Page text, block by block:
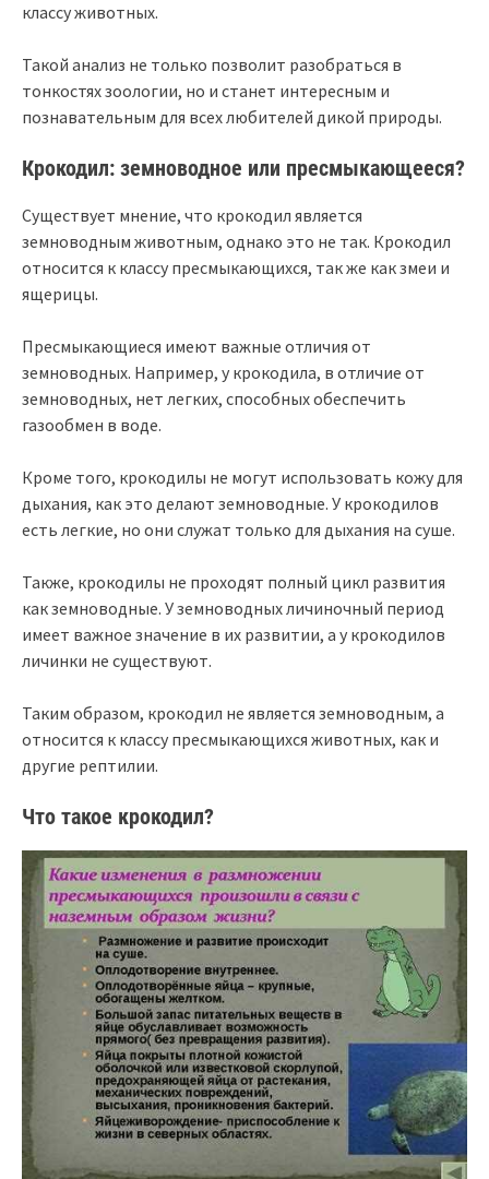
классу животных.
Такой анализ не только позволит разобраться в
тонкостях зоологии, но и станет интересным и
познавательным для всех любителей дикой природы.
Крокодил: земноводное или пресмыкающееся?
Существует мнение, что крокодил является
земноводным животным, однако это не так. Крокодил
относится к классу пресмыкающихся, так же как змеи и
ящерицы.
Пресмыкающиеся имеют важные отличия от
земноводных. Например, у крокодила, в отличие от
земноводных, нет легких, способных обеспечить
газообмен в воде.
Кроме того, крокодилы не могут использовать кожу для
дыхания, как это делают земноводные. У крокодилов
есть легкие, но они служат только для дыхания на суше.
Также, крокодилы не проходят полный цикл развития
как земноводные. У земноводных личиночный период
имеет важное значение в их развитии, а у крокодилов
личинки не существуют.
Таким образом, крокодил не является земноводным, а
относится к классу пресмыкающихся животных, как и
другие рептилии.
Что такое крокодил?